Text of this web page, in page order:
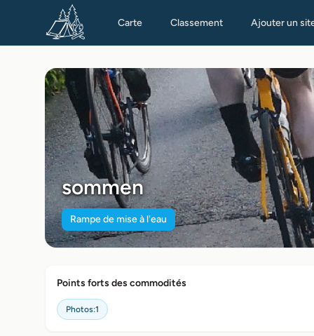
Carte Classement Ajouter un
sommen
Rampe de mise à l'eau
Points forts des commodités
Photos:1